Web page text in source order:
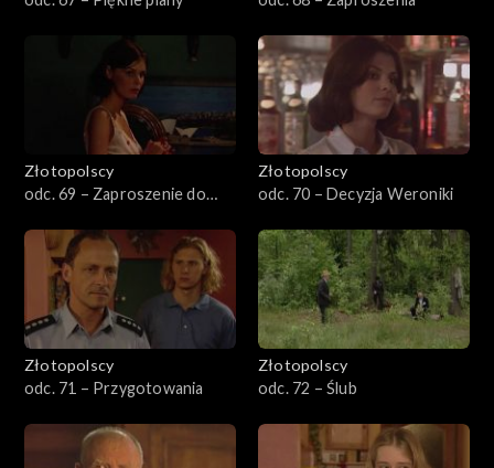
Złotopolscy
odc. 69 – Zaproszenie do
Złotopolscy
odc. 70 – Decyzja Weroniki
Złotopolscy
odc. 71 – Przygotowania
Złotopolscy
odc. 72 – Ślub